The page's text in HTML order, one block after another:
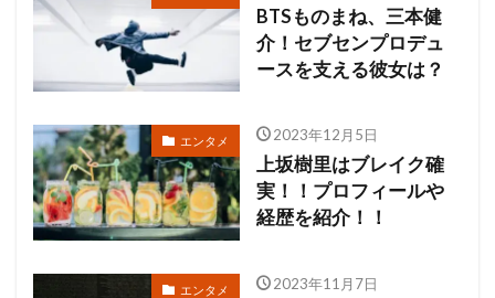
BTSものまね、三本健
介！セブセンプロデュ
ースを支える彼女は？
エンタメ 2023年12月5日
上坂樹里はブレイク確
実！！プロフィールや
経歴を紹介！！
エンタメ 2023年11月7日